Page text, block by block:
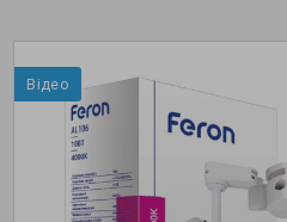
Відео